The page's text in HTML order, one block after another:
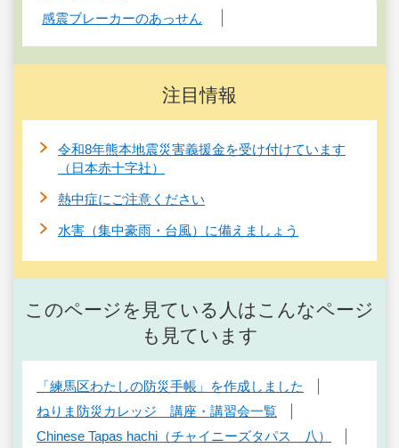
感震ブレーカーのあっせん
注目情報
令和8年熊本地震災害義援金を受け付けています
（日本赤十字社）
熱中症にご注意ください
水害（集中豪雨・台風）に備えましょう
このページを見ている人はこんなページ
も見ています
「練馬区わたしの防災手帳」を作成しました
ねりま防災カレッジ 講座・講習会一覧
Chinese Tapas hachi（チャイニーズタパス 八）